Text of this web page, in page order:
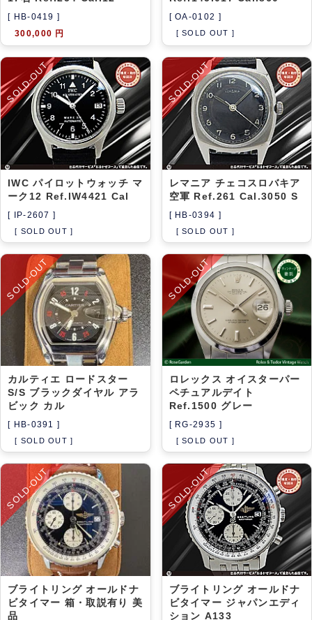
[ HB-0419 ]
300,000 円
[ OA-0102 ]
[ SOLD OUT ]
SOLD-OUT
IWC パイロットウォッチ マ
ーク12 Ref.IW4421 Cal
[ IP-2607 ]
[ SOLD OUT ]
SOLD-OUT
レマニア チェコスロバキア
空軍 Ref.261 Cal.3050 S
[ HB-0394 ]
[ SOLD OUT ]
SOLD-OUT
カルティエ ロードスター
S/S ブラックダイヤル アラ
ビック カル
[ HB-0391 ]
[ SOLD OUT ]
SOLD-OUT
ロレックス オイスターパー
ペチュアルデイト
Ref.1500 グレー
[ RG-2935 ]
[ SOLD OUT ]
SOLD-OUT
ブライトリング オールドナ
ビタイマー 箱・取説有り 美
品
SOLD-OUT
ブライトリング オールドナ
ビタイマー ジャパンエディ
ション A133